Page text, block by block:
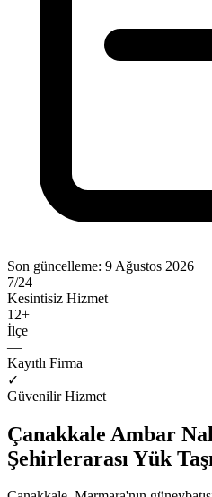
Son güncelleme: 9 Ağustos 2026
7/24
Kesintisiz Hizmet
12+
İlçe
—
Kayıtlı Firma
✓
Güvenilir Hizmet
Çanakkale Ambar
Şehirlerarası Yük